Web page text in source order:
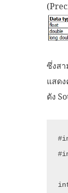
ซึ่งส
แสด
ดัง